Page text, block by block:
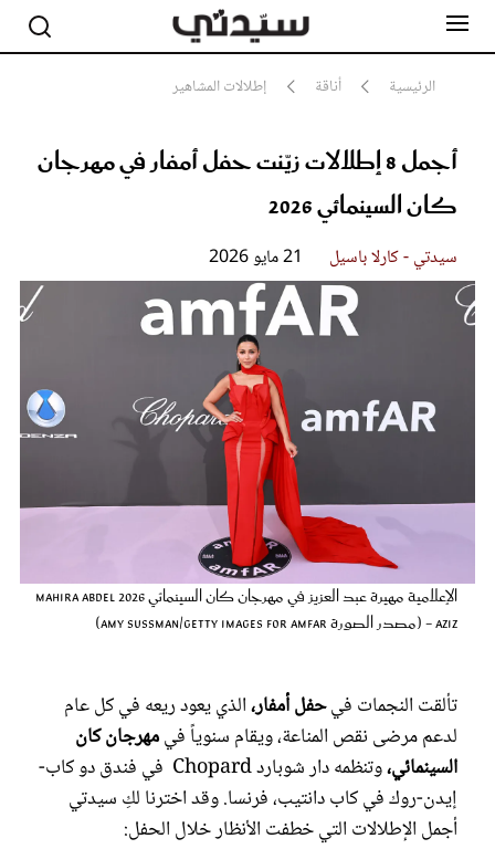
الرئيسية أناقة إطلالات المشاهير
أجمل 8 إطلالات زيّنت حفل أمفار في مهرجان
كان السينمائي 2026
سيدتي - كارلا باسيل 21 مايو 2026
الإعلامية مهيرة عبد العزيز في مهرجان كان السينمائي 2026 Mahira Abdel
Aziz - (مصدر الصورة Amy Sussman/Getty Images for amfAR)
تألقت النجمات فيحفل أمفار،الذي يعود ريعه في كل عام
لدعم مرضى نقص المناعة، ويقام سنوياً فيمهرجان كان
السينمائي،
وتنظمه دار شوبارد Chopard في فندق دو كاب-
إيدن-روك في كاب دانتيب، فرنسا. وقد اخترنا لكِ سيدتي
أجمل الإطلالات التي خطفت الأنظار خلال الحفل:
مشاهير
أناقة
جمال
سيدتي وطفلك
لايف ستايل
بلس+
مقالات الرأي
عروس سيدتي
مجلة سيدتي